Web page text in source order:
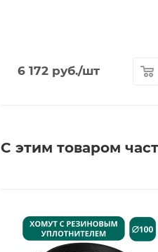
6 172 руб./шт
С этим товаром